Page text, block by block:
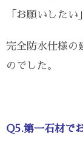
「お願いしたい
完全防水仕様の
のでした。
Q5.第一石材で